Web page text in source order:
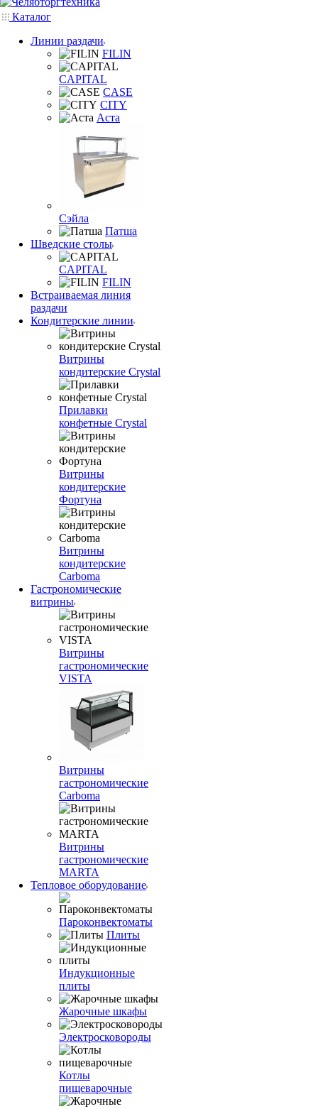
Каталог
Линии раздачи
FILIN
CAPITAL
CASE
CITY
Аста
Сэйла
Патша
Шведские столы
CAPITAL
FILIN
Встраиваемая линия
раздачи
Кондитерские линии
Витрины
кондитерские Crystal
Прилавки
конфетные Crystal
Витрины
кондитерские
Фортуна
Витрины
кондитерские
Carboma
Гастрономические
витрины
Витрины
гастрономические
VISTA
Витрины
гастрономические
Carboma
Витрины
гастрономические
MARTA
Тепловое оборудование
Пароконвектоматы
Плиты
Индукционные
плиты
Жарочные шкафы
Электросковороды
Котлы
пищеварочные